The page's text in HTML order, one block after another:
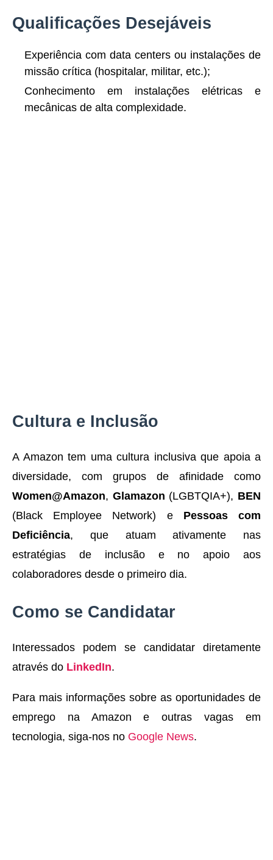
Qualificações Desejáveis
Experiência com data centers ou instalações de
missão crítica (hospitalar, militar, etc.);
Conhecimento em instalações elétricas e
mecânicas de alta complexidade.
Cultura e Inclusão
A Amazon tem uma cultura inclusiva que apoia a
diversidade, com grupos de afinidade como
Women@Amazon, Glamazon (LGBTQIA+), BEN
(Black Employee Network) e Pessoas com
Deficiência, que atuam ativamente nas
estratégias de inclusão e no apoio aos
colaboradores desde o primeiro dia.
Como se Candidatar
Interessados podem se candidatar diretamente
através do LinkedIn.
Para mais informações sobre as oportunidades de
emprego na Amazon e outras vagas em
tecnologia, siga-nos no Google News.